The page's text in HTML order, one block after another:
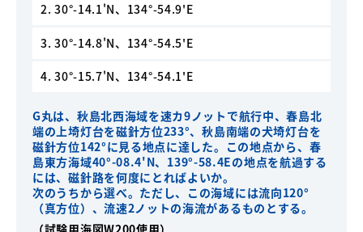
2. 30°-14.1'N、134°-54.9'E
3. 30°-14.8'N、134°-54.5'E
4. 30°-15.7'N、134°-54.1'E
G丸は、秋島北西海域を速カ9ノットで航行中、春島北
端の上埼灯台を磁針方位233°、秋島南端の犬埼灯台を
磁針方位142°に見る地点に達した。この地点から、春
島東方海域40°-08.4'N、139°-58.4Eの地点を航過する
には、磁針路を何度にとればよいか。
次のうちから選べ。ただし、この海域には流向120°
（真方位）、流速2ノットの海流があるものとする。
（試験用海図W200使用）